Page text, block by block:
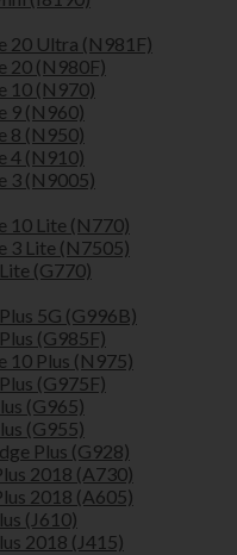
20 Ultra (N981F)
20 (N980F)
10 (N970)
9 (N960)
8 (N950)
4 (N910)
3 (N9005)
10 Lite (N770)
3 Lite (N7505)
(G770)
5G (G996B)
(G985F)
10 Plus (N975)
(G975F)
(G965)
(G955)
Plus (G928)
2018 (A730)
2018 (A605)
(J610)
2018 (J415)